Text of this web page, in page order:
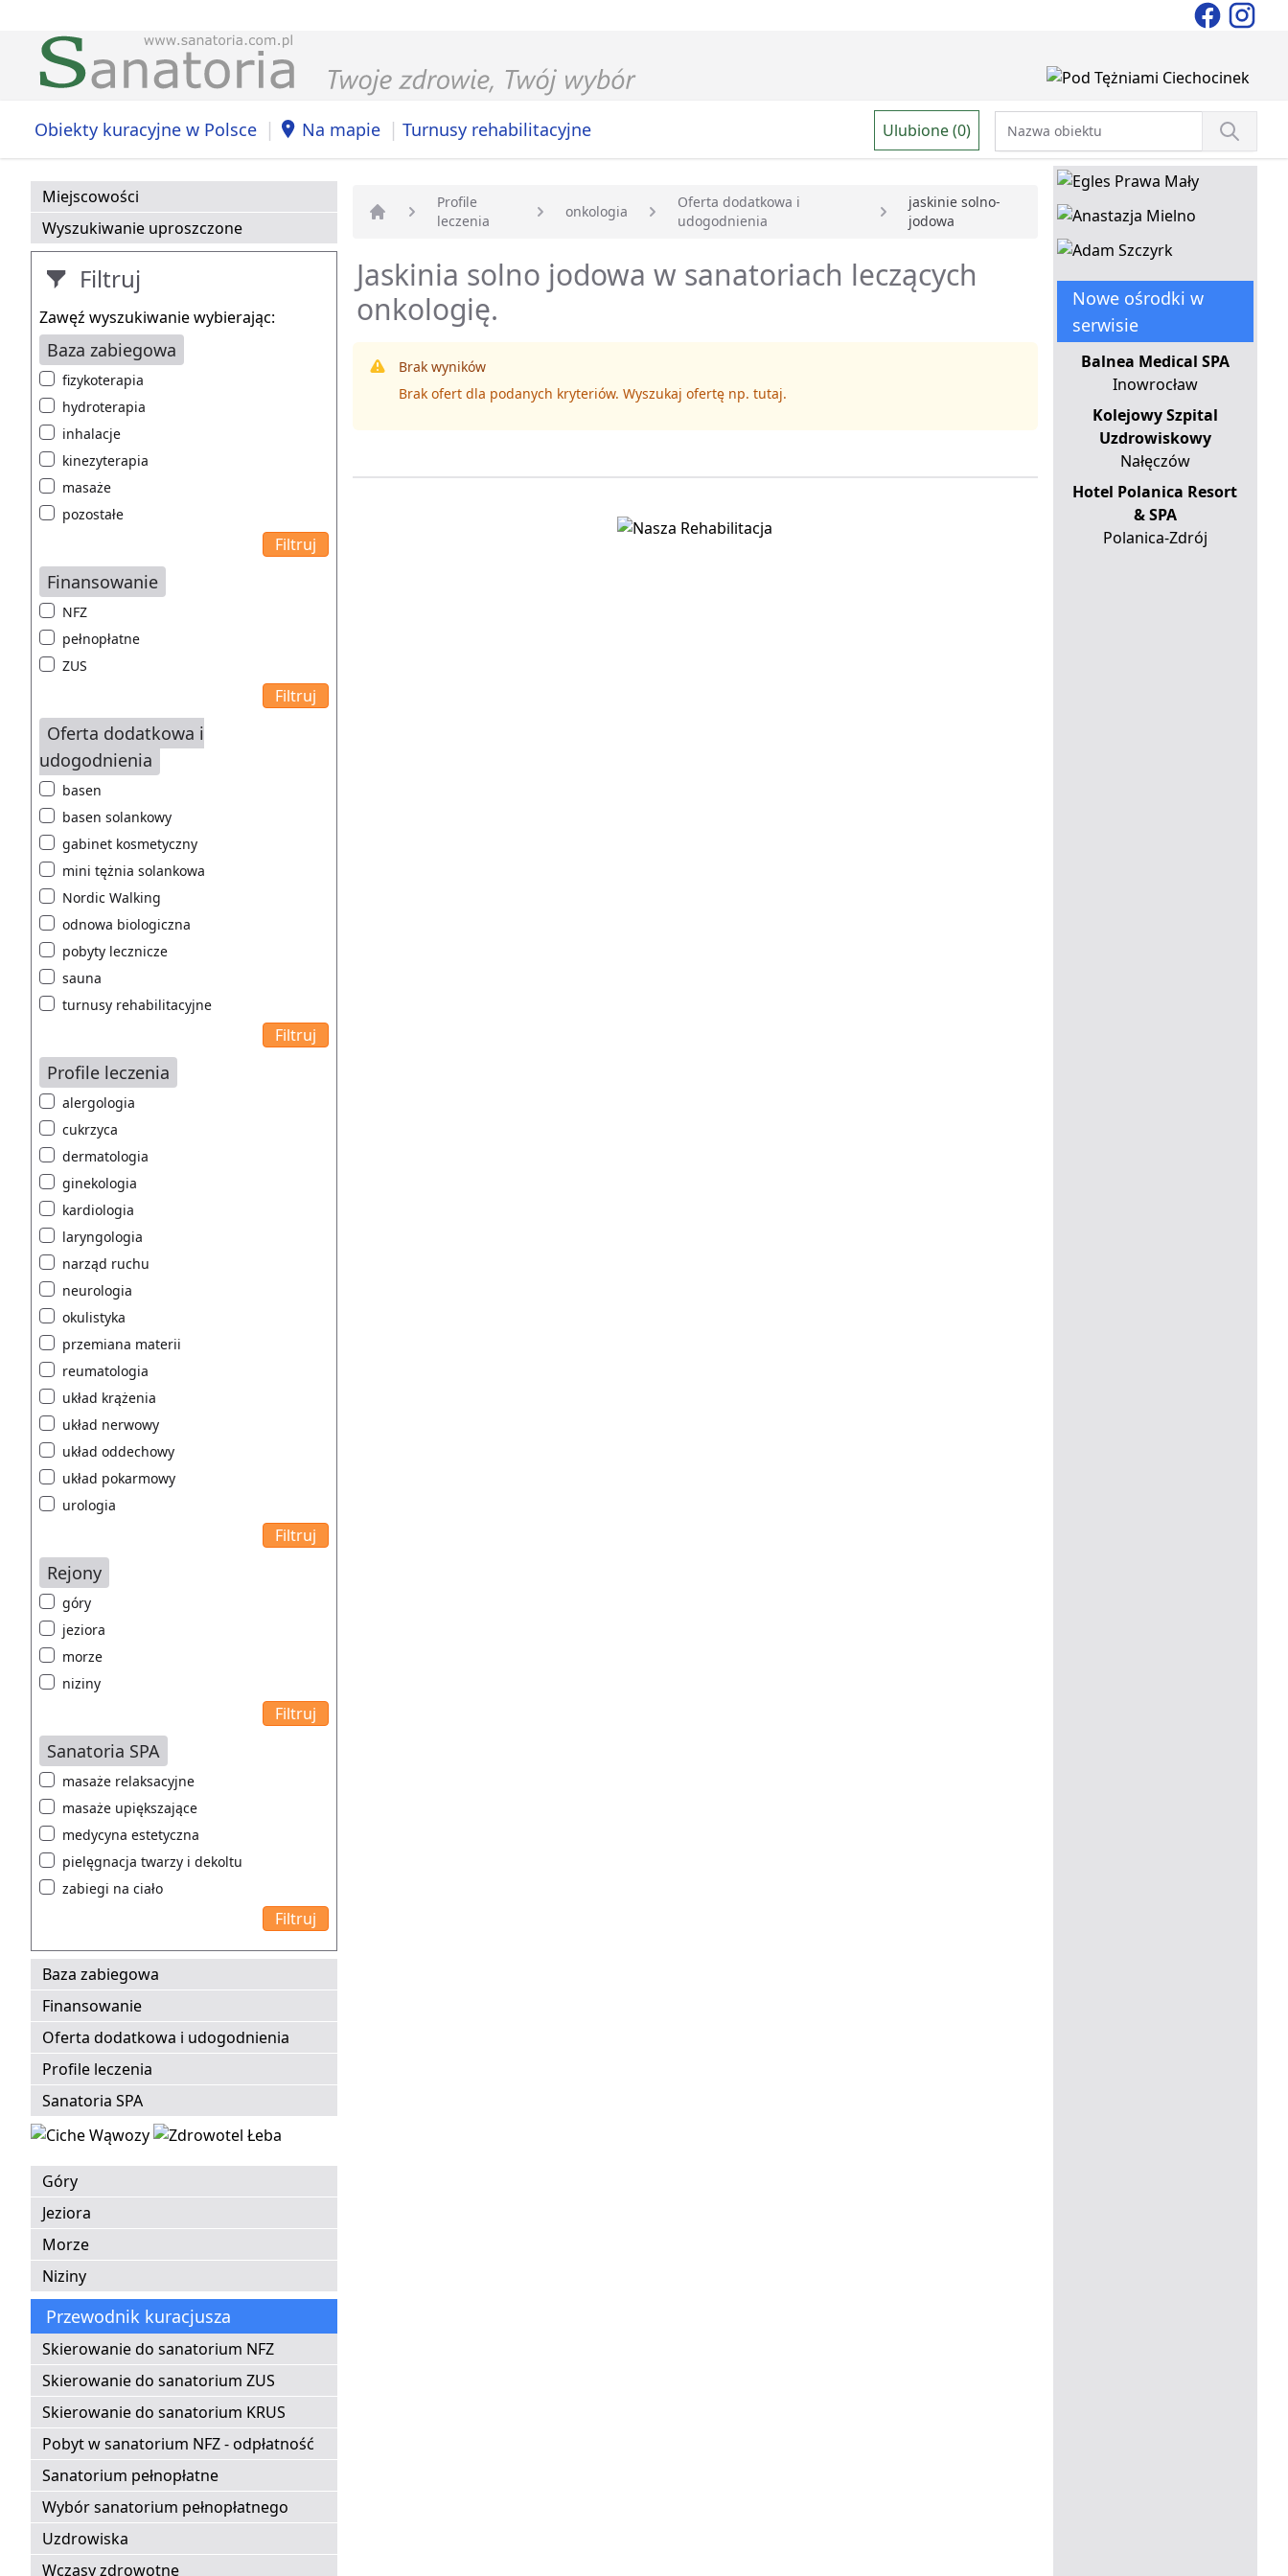
Obiekty kuracyjne w Polsce | Na mapie | Turnusy rehabilitacyjne Ulubione (0)
Miejscowości
Wyszukiwanie uproszczone
Filtruj
Zawęź wyszukiwanie wybierając:
Baza zabiegowa
fizykoterapia
hydroterapia
inhalacje
kinezyterapia
masaże
pozostałe
Finansowanie
NFZ
pełnopłatne
ZUS
Oferta dodatkowa i
udogodnienia
basen
basen solankowy
gabinet kosmetyczny
mini tężnia solankowa
Nordic Walking
odnowa biologiczna
pobyty lecznicze
sauna
turnusy rehabilitacyjne
Profile leczenia
alergologia
cukrzyca
dermatologia
ginekologia
kardiologia
laryngologia
narząd ruchu
neurologia
okulistyka
przemiana materii
reumatologia
układ krążenia
układ nerwowy
układ oddechowy
układ pokarmowy
urologia
Rejony
góry
jeziora
morze
niziny
Sanatoria SPA
masaże relaksacyjne
masaże upiększające
medycyna estetyczna
pielęgnacja twarzy i dekoltu
zabiegi na ciało
Baza zabiegowa
Finansowanie
Oferta dodatkowa i udogodnienia
Profile leczenia
Sanatoria SPA
Góry
Jeziora
Morze
Niziny
Przewodnik kuracjusza
Skierowanie do sanatorium NFZ
Skierowanie do sanatorium ZUS
Skierowanie do sanatorium KRUS
Pobyt w sanatorium NFZ - odpłatność
Sanatorium pełnopłatne
Wybór sanatorium pełnopłatnego
Uzdrowiska
Wczasy zdrowotne
Strona główna
Profile
leczenia
onkologia
Oferta dodatkowa i
udogodnienia
jaskinie solno-
jodowa
Jaskinia solno jodowa w sanatoriach leczących
onkologię.
Brak wyników
Brak ofert dla podanych kryteriów. Wyszukaj ofertę np. tutaj.
Nowe ośrodki w
serwisie
Balnea Medical SPA
Inowrocław
Kolejowy Szpital
Uzdrowiskowy
Nałęczów
Hotel Polanica Resort
& SPA
Polanica-Zdrój